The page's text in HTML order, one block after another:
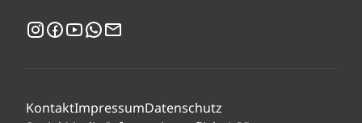
Instagram
Facebook
YouTubeWhatsApp
KontaktImpressumDatenschutz